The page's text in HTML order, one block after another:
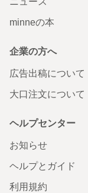
minneの本
企業の方へ
広告出稿について
大口注文について
ヘルプセンター
お知らせ
ヘルプとガイド
利用規約